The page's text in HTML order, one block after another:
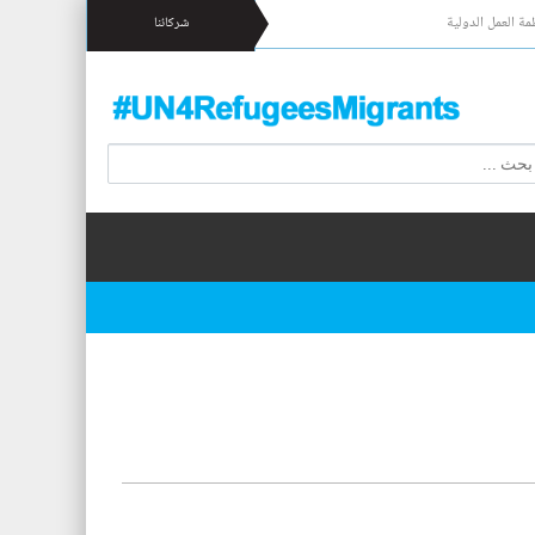
العمل الدولية شركائنا